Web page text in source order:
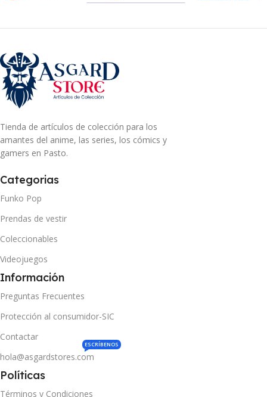
Tienda de artículos de colección para los
amantes del anime, las series, los cómics y
gamers en Pasto.
Categorias
Funko Pop
Prendas de vestir
Coleccionables
Videojuegos
Información
Preguntas Frecuentes
Protección al consumidor-SIC
Contactar
hola@asgardstores.com
ESCRÍBENOS
Políticas
Términos y Condiciones